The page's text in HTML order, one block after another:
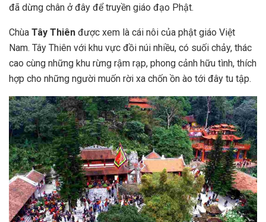
đã dừng chân ở đây để truyền giáo đạo Phật.
Chùa Tây Thiên được xem là cái nôi của phật giáo Việt
Nam. Tây Thiên với khu vực đồi núi nhiều, có suối chảy, thác
cao cùng những khu rừng rậm rạp, phong cảnh hữu tình, thích
hợp cho những người muốn rời xa chốn ồn ào tới đây tu tập.